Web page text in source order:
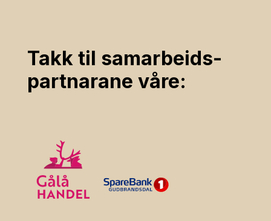
Takk til samarbeids­
partnarane våre: